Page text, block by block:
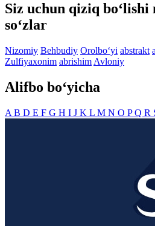
Siz uchun qiziq bo‘lishi
so‘zlar
Nizomiy Behbudiy Orolbo‘yi abstrakt
Zulfiyaxonim abrishim Avloniy
Alifbo bo‘yicha
A B D E F G H I J K L M N O PQ R